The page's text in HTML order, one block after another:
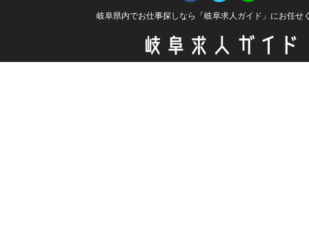
岐阜県内でお仕事探しなら「岐阜求人ガイド」にお任せ